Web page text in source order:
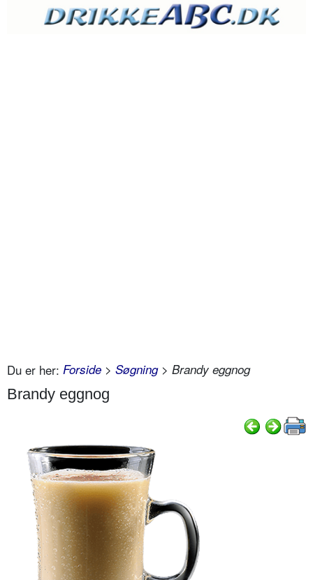
Du er her: Forside > Søgning> Brandy eggnog
Brandy eggnog